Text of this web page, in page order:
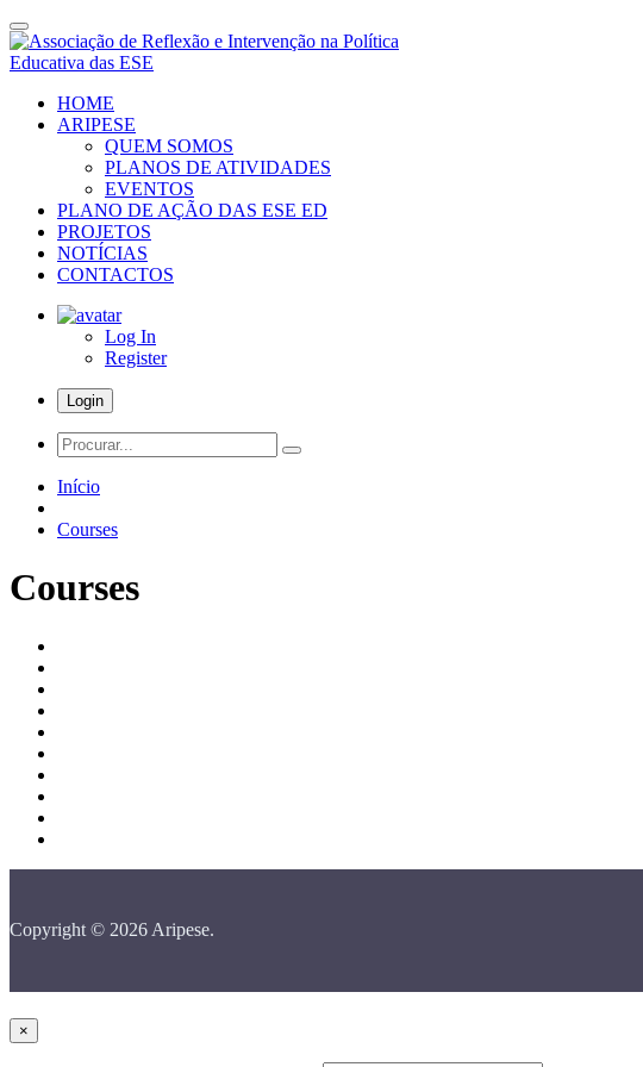
Skip
to
main
HOME
ARIPESE
QUEM SOMOS
PLANOS DE ATIVIDADES
EVENTOS
PLANO DE AÇÃO DAS ESE ED
PROJETOS
NOTÍCIAS
CONTACTOS
Log In
Register
Login
Procurar...
Início
Courses
Courses
Copyright © 2026 Aripese.
×